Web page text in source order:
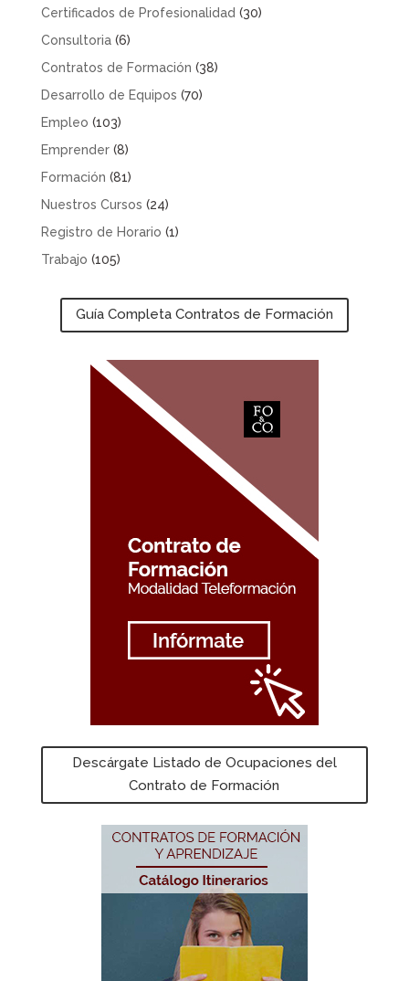
Certificados de Profesionalidad (30)
Consultoria(6)
Contratos de Formación (38)
Desarrollo de Equipos (70)
Empleo (103)
Emprender(8)
Formación (81)
Nuestros Cursos (24)
Registro de Horario (1)
Trabajo (105)
Guía Completa Contratos de Formación
Descárgate Listado de Ocupaciones del
Contrato de Formación